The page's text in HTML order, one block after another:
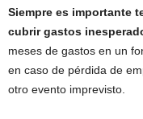
Siempre es importante
cubrir gastos
meses de gastos en un
en caso de pérdida de
otro evento imprevisto.